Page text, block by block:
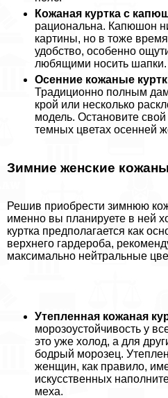
Кожаная куртка с
рациональна. Капюшон
картины, но в тоже
удобство, особенно
любящими носить шапки.
Осенние кожаные
Традиционно полным
крой или несколько
модель. Остановите
темных цветах осенней
Зимние женские
Решив приобрести зимнюю
именно вы планируете в ней
куртка предполагается как
верхнего гардероба,
максимально нейтральные
Утепленная кожаная
морозоустойчивость у
это уже холод, а для
бодрый морозец.
женщин, как правило,
искусственных
меха.